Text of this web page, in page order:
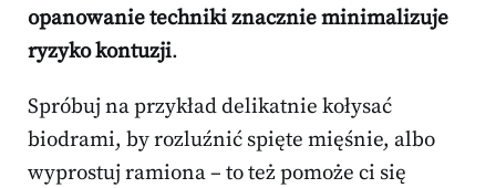
opanowanie techniki znacznie minimalizuje
ryzyko kontuzji.
Spróbuj na przykład delikatnie kołysać
biodrami, by rozluźnić spięte mięśnie, albo
wyprostuj ramiona – to też pomoże ci się